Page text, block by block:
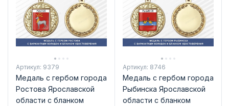
Артикул: 9379
Медаль с гербом города
Ростова Ярославской
области с бланком
Артикул: 8746
Медаль с гербом города
Рыбинска Ярославской
области с бланком